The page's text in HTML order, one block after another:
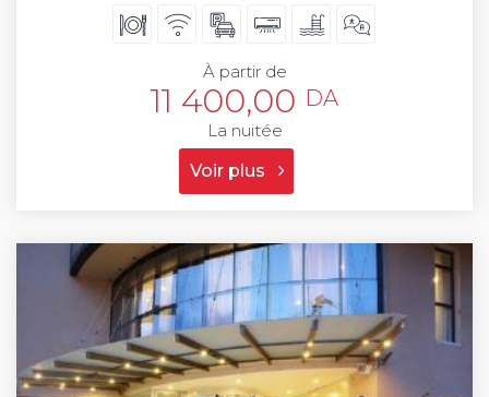
À partir de
11 400,00 DA
La nuitée
Voir plus